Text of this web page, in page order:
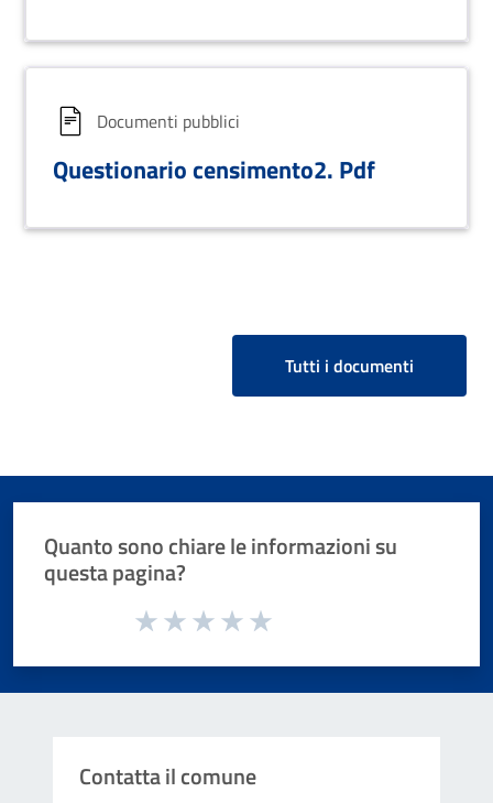
Documenti pubblici
Questionario censimento2. Pdf
Tutti i documenti
Quanto sono chiare le informazioni su
questa pagina?
Valuta da 1 a 5 stelle la pagina
Contatta il comune